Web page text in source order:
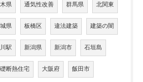
県 通気性改善 群馬県 北関東
県 板橋区 違法建築 建築の闇
駅 新潟県 新潟市 石垣島
断熱住宅 大阪府 飯田市